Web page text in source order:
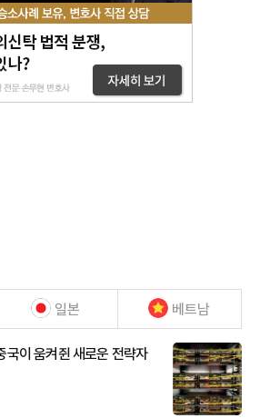
일본 베트남
이 움켜쥔 새로운 전략자